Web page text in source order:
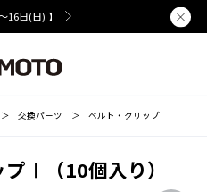
した地震による配送への影響について
＞ 交換パーツ ＞ ベルト・クリップ
Ⅰ（10個入り）